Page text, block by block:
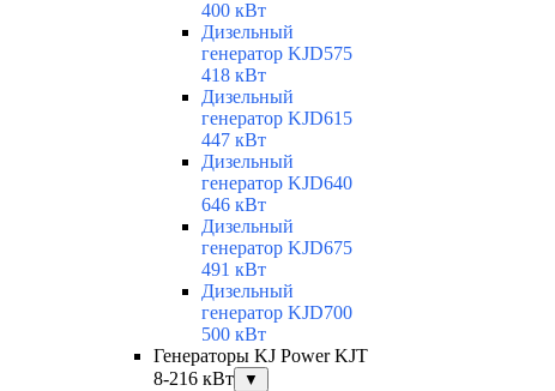
400 кВт
Дизельный
генератор KJD575
418 кВт
Дизельный
генератор KJD615
447 кВт
Дизельный
генератор KJD640
646 кВт
Дизельный
генератор KJD675
491 кВт
Дизельный
генератор KJD700
500 кВт
Генераторы KJ Power KJT
8-216 кВт
▼